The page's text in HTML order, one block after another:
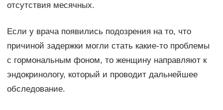
отсутствия месячных.
Если у врача появились подозрения на то, что
причиной задержки могли стать какие-то проблемы
с гормональным фоном, то женщину направляют к
эндокринологу, который и проводит дальнейшее
обследование.